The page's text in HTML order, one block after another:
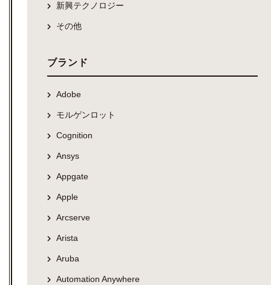
新興テクノロジー
その他
ブランド
Adobe
モルゲンロット
Cognition
Ansys
Appgate
Apple
Arcserve
Arista
Aruba
Automation Anywhere